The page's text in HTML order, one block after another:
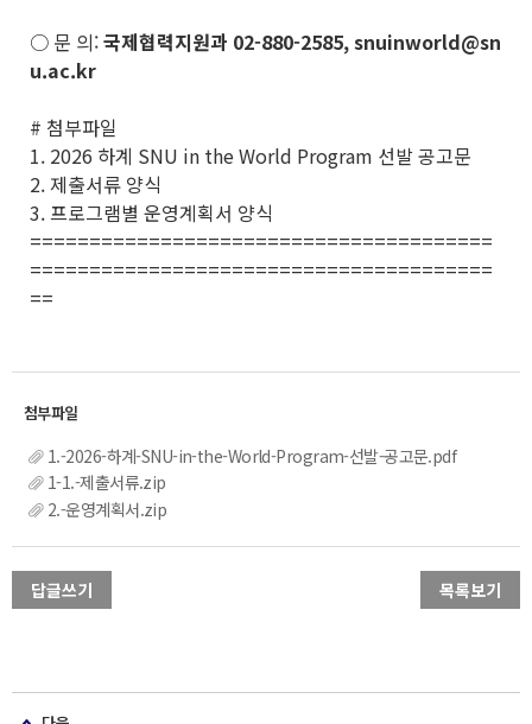
○ 문 의:국제협력지원과 02-880-2585, snuinworld@sn
u.ac.kr
# 첨부파일
1. 2026 하계 SNU in the World Program 선발 공고문
2. 제출서류 양식
3. 프로그램별 운영계획서 양식
=======================================
=======================================
==
1.-2026-하계-SNU-in-the-World-Program-선발-공고문.pdf
1-1.-제출서류.zip
2.-운영계획서.zip
답글쓰기 목록보기